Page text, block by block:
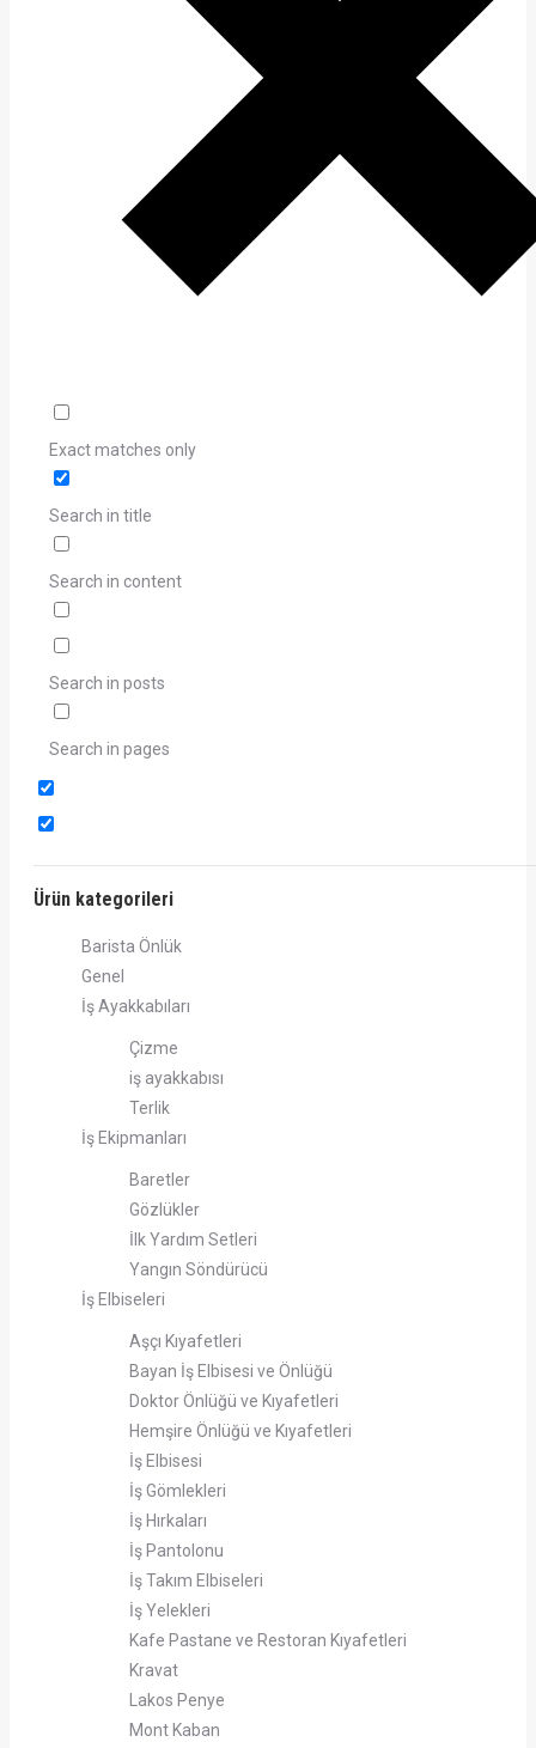
Exact matches only
Search in title
Search in content
Search in posts
Search in pages
Ürün kategorileri
Barista Önlük
Genel
İş Ayakkabıları
Çizme
iş ayakkabısı
Terlik
İş Ekipmanları
Baretler
Gözlükler
İlk Yardım Setleri
Yangın Söndürücü
İş Elbiseleri
Aşçı Kıyafetleri
Bayan İş Elbisesi ve Önlüğü
Doktor Önlüğü ve Kıyafetleri
Hemşire Önlüğü ve Kıyafetleri
İş Elbisesi
İş Gömlekleri
İş Hırkaları
İş Pantolonu
İş Takım Elbiseleri
İş Yelekleri
Kafe Pastane ve Restoran Kıyafetleri
Kravat
Lakos Penye
Mont Kaban